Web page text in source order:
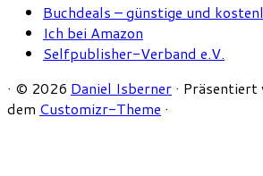
Buchdeals – günstige und
Ich bei Amazon
Selfpublisher-Verband e.V.
· © 2026 Daniel Isberner · Präsentiert
dem Customizr-Theme ·